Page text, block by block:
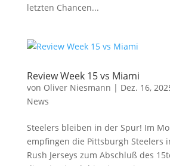
letzten Chancen...
Review Week 15 vs Miami
von Oliver Niesmann | Dez. 16,
News
Steelers bleiben in der Spur! Im
empfingen die Pittsburgh Steelers
Rush Jerseys zum Abschluß des